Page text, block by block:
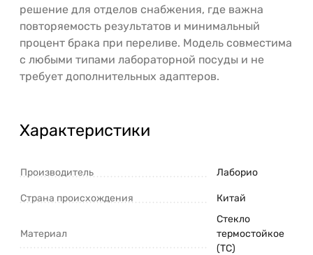
решение для отделов снабжения, где важна
повторяемость результатов и минимальный
процент брака при переливе. Модель совместима
с любыми типами лабораторной посуды и не
требует дополнительных адаптеров.
Характеристики
Производитель Лаборио
Страна происхождения Китай
Материал
Стекло
термостойкое
(ТС)